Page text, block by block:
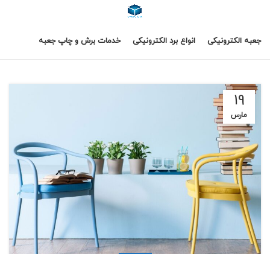
جعبه الکترونیکی انواع برد الکترونیکی خدمات برش و چاپ جعبه
19
مارس